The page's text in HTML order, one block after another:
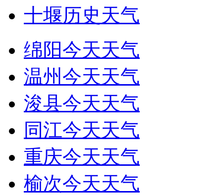
十堰历史天气
绵阳今天天气
温州今天天气
浚县今天天气
同江今天天气
重庆今天天气
榆次今天天气